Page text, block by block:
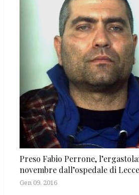
Preso Fabio Perrone,
novembre dall’ospedale di Lecce
Gen 09, 2016